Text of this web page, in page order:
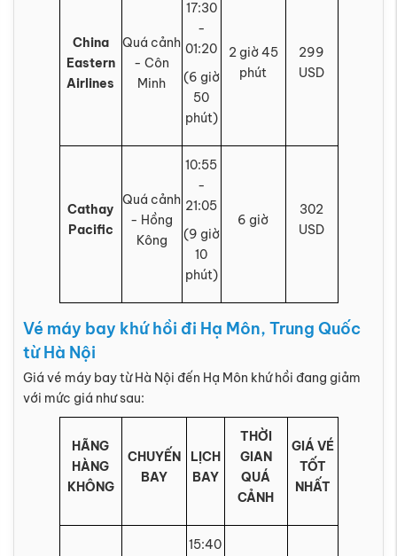
China
Eastern
Airlines
Quá cảnh
- Côn
Minh
17:30
-
01:20
(6 giờ
50
phút)
2 giờ 45
phút
299
USD
Cathay
Pacific
Quá cảnh
- Hồng
Kông
10:55
-
21:05
(9 giờ
10
phút)
6 giờ
302
USD
Vé máy bay khứ hồi đi Hạ Môn, Trung Quốc
từ Hà Nội
Giá vé máy bay từ Hà Nội đến Hạ Môn khứ hồi đang giảm
với mức giá như sau:
HÃNG
HÀNG
KHÔNG
CHUYẾN
BAY
LỊCH
BAY
THỜI
GIAN
QUÁ
CẢNH
GIÁ VÉ
TỐT
NHẤT
15:40